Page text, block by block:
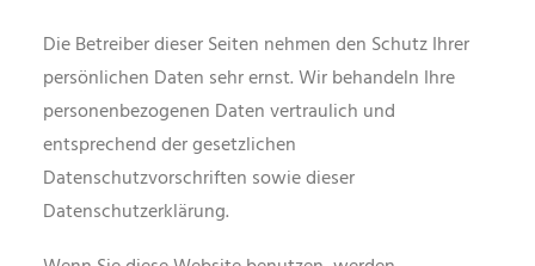
Die Betreiber dieser Seiten nehmen den Schutz Ihrer
persönlichen Daten sehr ernst. Wir behandeln Ihre
personenbezogenen Daten vertraulich und
entsprechend der gesetzlichen
Datenschutzvorschriften sowie dieser
Datenschutzerklärung.